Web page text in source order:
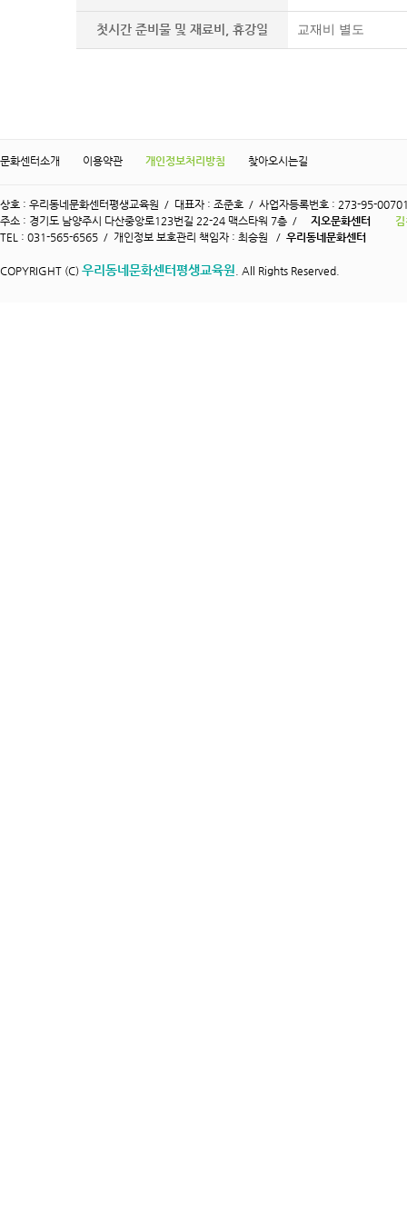
첫시간 준비물 및 재료비, 휴강일 교재비 별도
문화센터소개 이용약관 개인정보처리방침 찾아오시는길
상호 : 우리동네문화센터평생교육원 / 대표자 : 조준호 / 사업자등록번호 : 273-95-
주소 : 경기도 남양주시 다산중앙로123번길 22-24 맥스타워 7층 /
지오문화센터
TEL : 031-565-6565 / 개인정보 보호관리 책임자 : 최승원 / 우리동네문화센터
COPYRIGHT (C) 우리동네문화센터평생교육원 . All Rights Reserved.